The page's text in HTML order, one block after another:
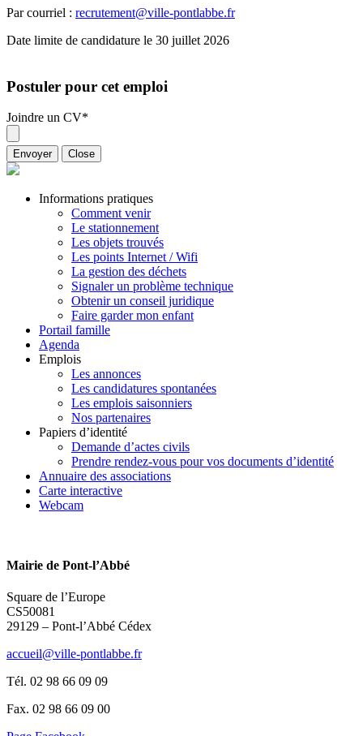
Par courriel : recrutement@ville-pontlabbe.fr
Date limite de candidature le 30 juillet 2026
Postuler pour cet emploi
Joindre un CV*
Envoyer Close
Informations pratiques
Comment venir
Le stationnement
Les objets trouvés
Les points Internet / Wifi
La gestion des déchets
Signaler un problème technique
Obtenir un conseil juridique
Faire garder mon enfant
Portail famille
Agenda
Emplois
Les annonces
Les candidatures spontanées
Les emplois saisonniers
Nos partenaires
Papiers d’identité
Demande d’actes civils
Prendre rendez-vous pour vos documents d’identité
Annuaire des associations
Carte interactive
Webcam
Mairie de Pont-l’Abbé
Square de l’Europe
CS50081
29129 – Pont-l’Abbé Cédex
accueil@ville-pontlabbe.fr
Tél. 02 98 66 09 09
Fax. 02 98 66 09 00